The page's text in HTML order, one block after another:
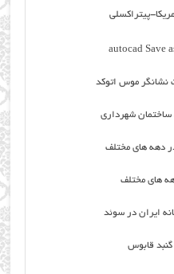
پیتراکسلی
نشانگر موس اتوکد
ساختمان شهرداری
دهه های مختلف
های مختلف
ایران در سوئد
قابوس